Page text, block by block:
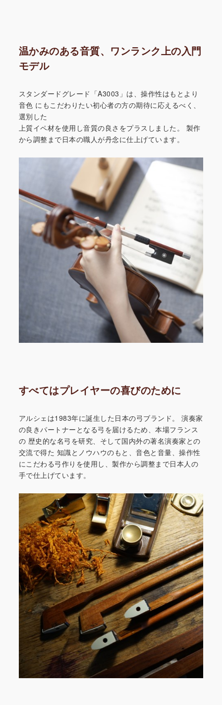
温かみのある音質、ワンランク上の入門
モデル
スタンダードグレード「A3003」は、操作性はもとより
音色 にもこだわりたい初心者の方の期待に応えるべく、
選別した
上質イペ材を使用し音質の良さをプラスしました。
製作
から調整まで日本の職人が丹念に仕上げています。
すべてはプレイヤーの喜びのために
アルシェは1983年に誕生した日本の弓ブランド。
演奏家
の良きパートナーとなる弓を届けるため、本場フランス
の 歴史的な名弓を研究、そして国内外の著名演奏家との
交流で得た 知識とノウハウのもと、音色と音量、操作性
にこだわる弓作りを使用し、製作から調整まで日本人の
手で仕上げています。